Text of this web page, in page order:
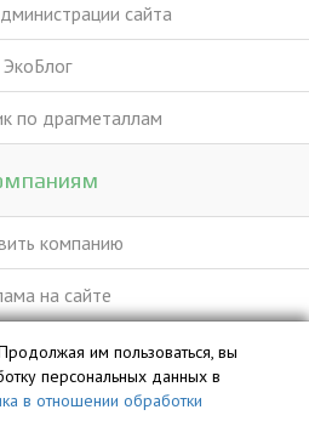
сайта
ЭкоБлог
по драгметаллам
компанию
на сайте
является интеллектуальной
и охраняется законом.
им пользоваться, вы
персональных данных в
в отношении обработки